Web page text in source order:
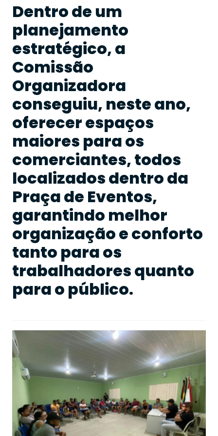
Dentro de um
planejamento
estratégico, a
Comissão
Organizadora
conseguiu, neste ano,
oferecer espaços
maiores para os
comerciantes, todos
localizados dentro da
Praça de Eventos,
garantindo melhor
organização e conforto
tanto para os
trabalhadores quanto
para o público.